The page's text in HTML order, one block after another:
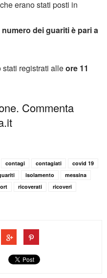
erano stati posti in
numero dei guariti è pari a
registrati alleore 11
Commenta
contagi contagiati
covid 19
isolamento
messina
ricoverati
ricoveri